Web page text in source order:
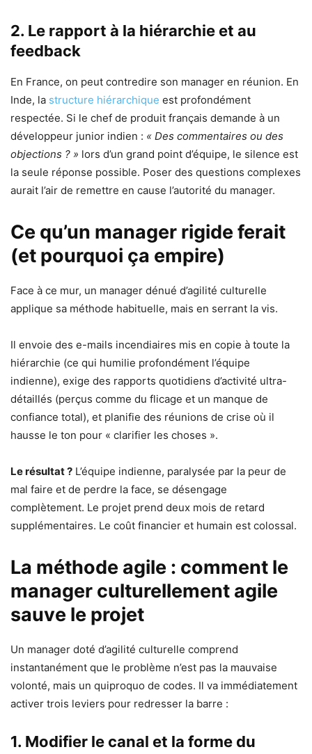
2. Le rapport à la hiérarchie et au
feedback
En France, on peut contredire son manager en réunion. En
Inde, la structure hiérarchique est profondément
respectée. Si le chef de produit français demande à un
développeur junior indien : « Des commentaires ou des
objections ? » lors d’un grand point d’équipe, le silence est
la seule réponse possible. Poser des questions complexes
aurait l’air de remettre en cause l’autorité du manager.
Ce qu’un manager rigide ferait
(et pourquoi ça empire)
Face à ce mur, un manager dénué d’agilité culturelle
applique sa méthode habituelle, mais en serrant la vis.
Il envoie des e-mails incendiaires mis en copie à toute la
hiérarchie (ce qui humilie profondément l’équipe
indienne), exige des rapports quotidiens d’activité ultra-
détaillés (perçus comme du flicage et un manque de
confiance total), et planifie des réunions de crise où il
hausse le ton pour « clarifier les choses ».
Le résultat ? L’équipe indienne, paralysée par la peur de
mal faire et de perdre la face, se désengage
complètement. Le projet prend deux mois de retard
supplémentaires. Le coût financier et humain est colossal.
La méthode agile : comment le
manager culturellement agile
sauve le projet
Un manager doté d’agilité culturelle comprend
instantanément que le problème n’est pas la mauvaise
volonté, mais un quiproquo de codes. Il va immédiatement
activer trois leviers pour redresser la barre :
1. Modifier le canal et la forme du